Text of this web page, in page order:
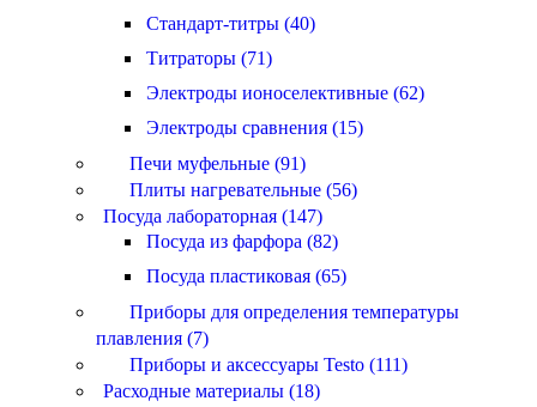
Стандарт-титры (40)
Титраторы (71)
Электроды ионоселективные (62)
Электроды сравнения (15)
Печи муфельные (91)
Плиты нагревательные (56)
Посуда лабораторная (147)
Посуда из фарфора (82)
Посуда пластиковая (65)
Приборы для определения температуры
плавления (7)
Приборы и аксессуары Testo (111)
Расходные материалы (18)